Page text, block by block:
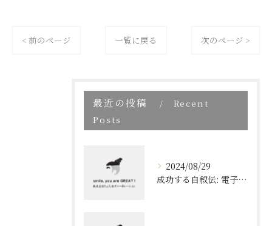
< 前のページ 一覧に戻る 次のページ >
最近の投稿
Recent
Posts
2024/08/29
成功する自叙伝: 電子書籍ブランディングの新しい視点